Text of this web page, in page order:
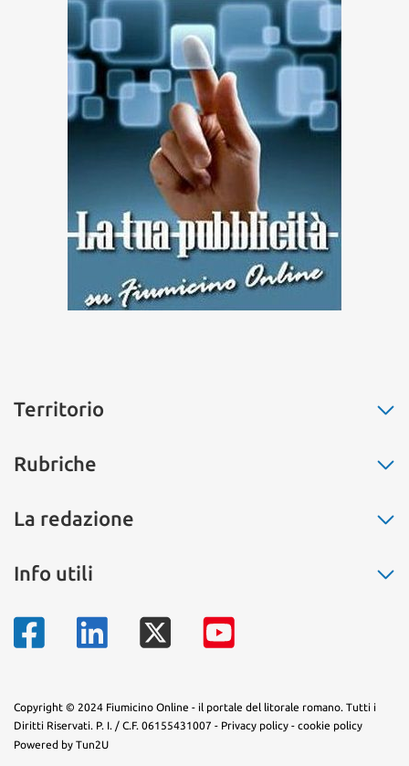
Territorio
Ostia
Maccarese
Isola Sacra
Palidoro
Torrimpietra
Tragliatella
Tragliata
Testa di Lepre
Rubriche
Non solo moda
L’eco dell’amore
La storia
La redazione
Pubblicità
Info utili
Numeri di telefono
Mappa del territorio
Copyright © 2024 Fiumicino Online - il portale del litorale romano. Tutti i
Diritti Riservati. P. I. / C.F. 06155431007 - Privacy policy - cookie policy
Powered by Tun2U